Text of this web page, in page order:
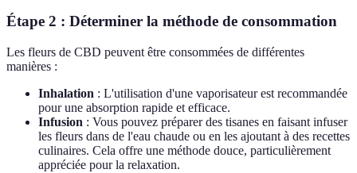
Étape 2 : Déterminer la méthode de consommation
Les fleurs de CBD peuvent être consommées de différentes
manières :
Inhalation : L'utilisation d'une vaporisateur est recommandée
pour une absorption rapide et efficace.
Infusion : Vous pouvez préparer des tisanes en faisant infuser
les fleurs dans de l'eau chaude ou en les ajoutant à des recettes
culinaires. Cela offre une méthode douce, particulièrement
appréciée pour la relaxation.